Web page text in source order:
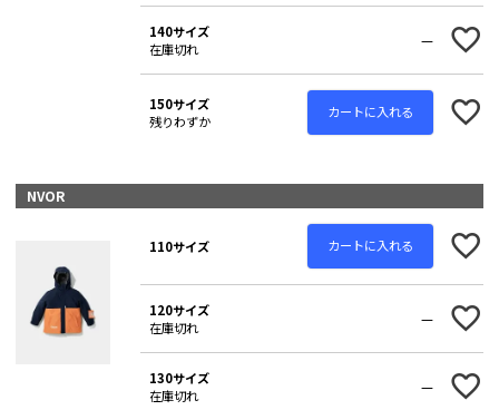
140サイズ
在庫切れ
—
150サイズ
残りわずか
カートに入れる
NVOR
110サイズ カートに入れる
120サイズ
在庫切れ
—
130サイズ
在庫切れ
—